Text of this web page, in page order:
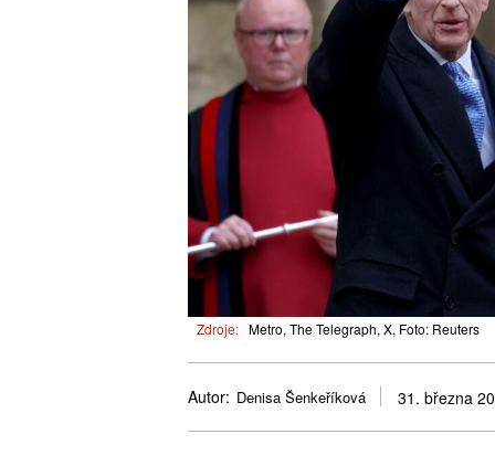
Zdroje: Metro, The Telegraph, X, Foto: Reuters
Autor: Denisa Šenkeříková 31. března